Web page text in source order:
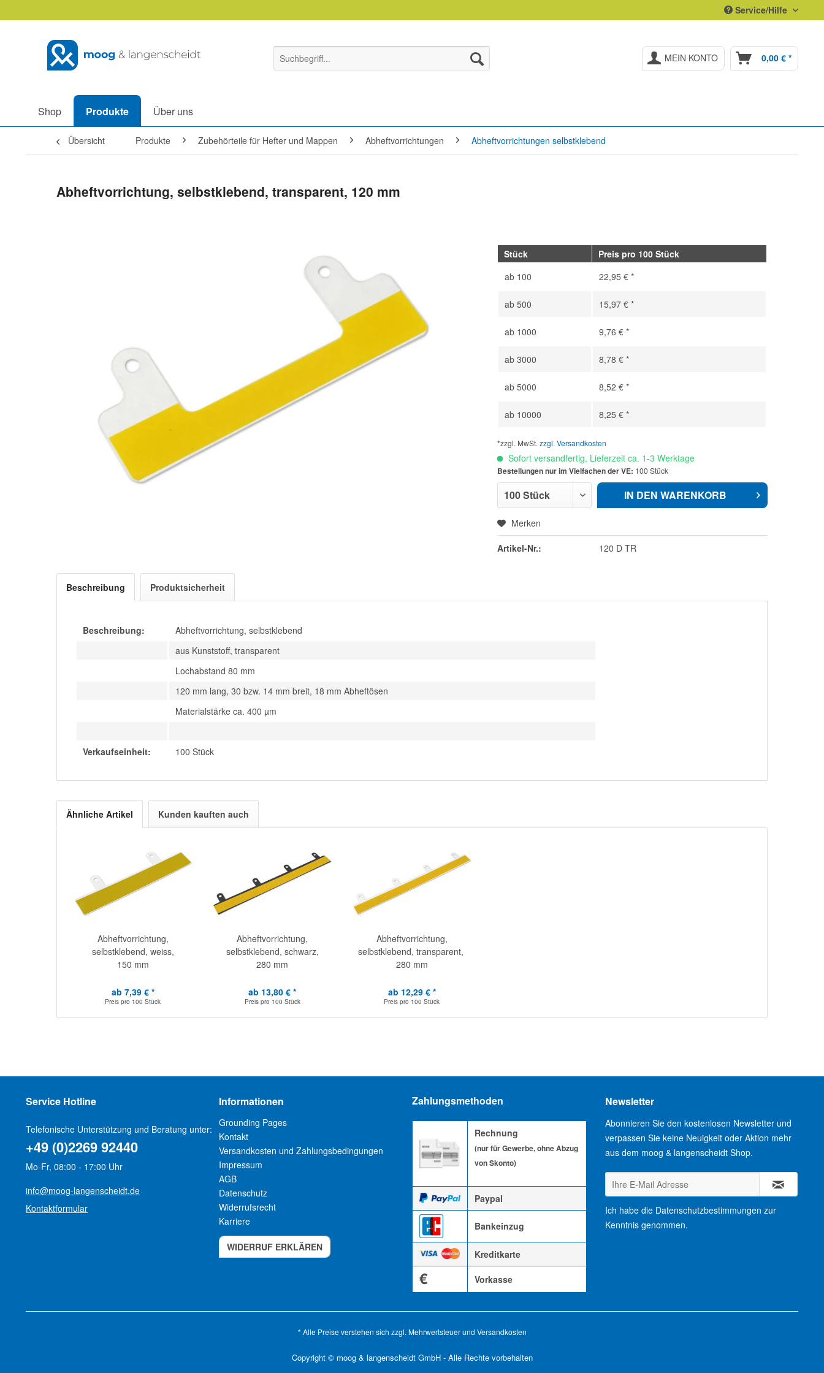
Service/Hilfe
MEIN KONTO 0,00 € *
Shop Produkte Über uns
Übersicht Produkte Zubehörteile für Hefter und Mappen Abheftvorrichtungen Abheftvorrichtungen selbstklebend
Abheftvorrichtung, selbstklebend, transparent, 120 mm
Stück
Preis pro 100 Stück
ab 100 22,95 € *
ab500 15,97 € *
ab 1000 9,76 € *
ab3000 8,78 € *
ab5000 8,52 € *
ab 10000 8,25 € *
*zzgl. MwSt.zzgl. Versandkosten
Sofort versandfertig, Lieferzeit ca. 1-3 Werktage
Bestellungen nur im Vielfachen der VE: 100 Stück
IN DEN WARENKORB
Merken
Artikel-Nr.: 120 D TR
Beschreibung Produktsicherheit
Beschreibung:
Abheftvorrichtung, selbstklebend
aus Kunststoff, transparent
Lochabstand 80 mm
120 mm lang, 30 bzw. 14 mm breit, 18 mm Abheftösen
Materialstärke ca. 400 µm
Verkaufseinheit: 100 Stück
Ähnliche Artikel Kunden kauften auch
Abheftvorrichtung,
selbstklebend, weiss,
150 mm
ab 7,39 € *
Preis pro 100 Stück
Abheftvorrichtung,
selbstklebend, schwarz,
280 mm
ab 13,80 € *
Preis pro 100 Stück
Abheftvorrichtung,
selbstklebend, transparent,
280 mm
ab 12,29 € *
Preis pro 100 Stück
Service Hotline
Telefonische Unterstützung und Beratung unter:
+49 (0)2269 92440
Mo-Fr, 08:00 - 17:00 Uhr
info@moog-langenscheidt.de
Kontaktformular
Informationen
Grounding Pages
Kontakt
Versandkosten und Zahlungsbedingungen
Impressum
AGB
Datenschutz
Widerrufsrecht
Karriere
WIDERRUF ERKLÄREN
Zahlungsmethoden
Rechnung
(nur für Gewerbe, ohne Abzug
von Skonto)
Paypal
Bankeinzug
Kreditkarte
€ Vorkasse
Newsletter
Abonnieren Sie den kostenlosen Newsletter und
verpassen Sie keine Neuigkeit oder Aktion mehr
aus dem moog & langenscheidt Shop.
Ich habe die Datenschutzbestimmungen zur
Kenntnis genommen.
* Alle Preise verstehen sich zzgl. Mehrwertsteuer und Versandkosten
Copyright © moog & langenscheidt GmbH - Alle Rechte vorbehalten